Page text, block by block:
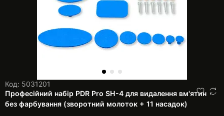
Код: 5031201
Професійний набір PDR Pro SH-4 для видалення вм'ятин
без фарбування (зворотний молоток + 11 насадок)